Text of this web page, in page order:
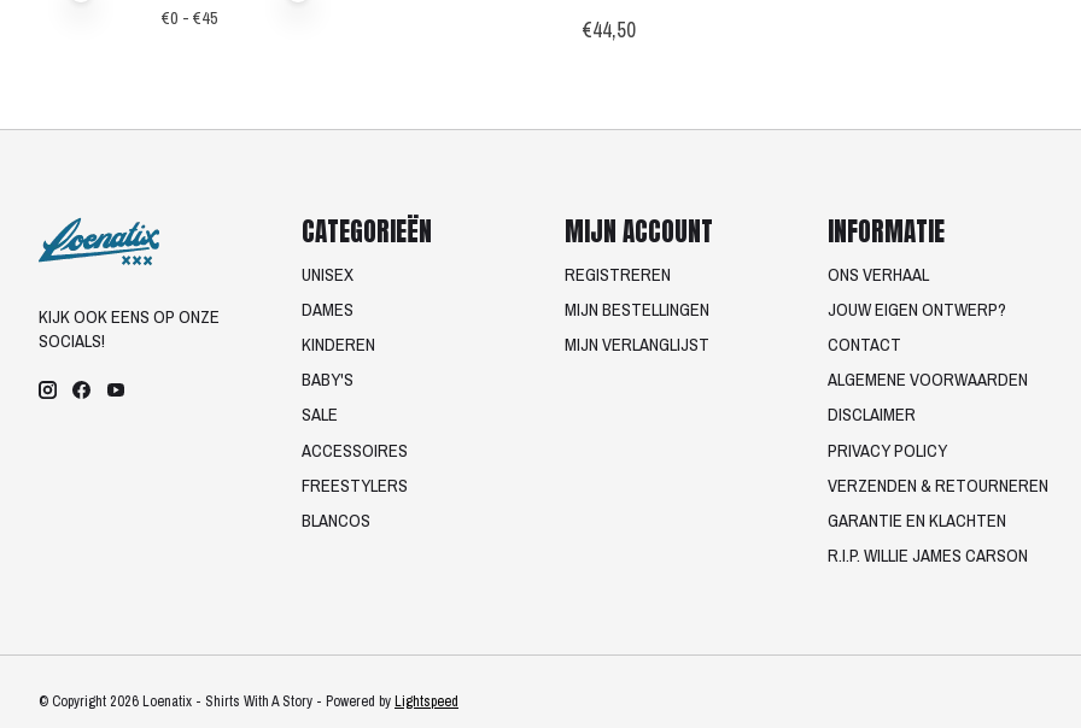
€0 - €45 €44,50
KIJK OOK EENS OP ONZE
SOCIALS!
CATEGORIEËN
UNISEX
DAMES
KINDEREN
BABY'S
SALE
ACCESSOIRES
FREESTYLERS
BLANCOS
MIJN ACCOUNT
REGISTREREN
MIJN BESTELLINGEN
MIJN VERLANGLIJST
INFORMATIE
ONS VERHAAL
JOUW EIGEN ONTWERP?
CONTACT
ALGEMENE VOORWAARDEN
DISCLAIMER
PRIVACY POLICY
VERZENDEN & RETOURNEREN
GARANTIE EN KLACHTEN
R.I.P. WILLIE JAMES CARSON
© Copyright 2026 Loenatix - Shirts With A Story - Powered byLightspeed